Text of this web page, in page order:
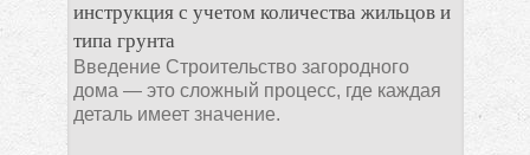
инструкция с учетом количества жильцов и
типа грунта
Введение Строительство загородного
дома — это сложный процесс, где каждая
деталь имеет значение.